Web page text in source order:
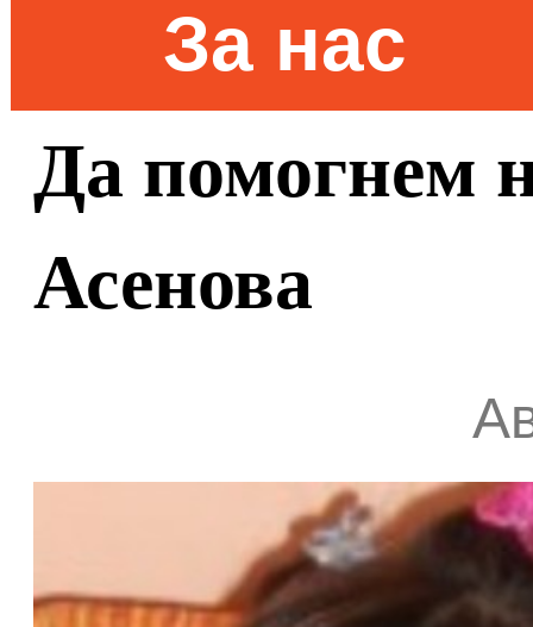
За нас
Да помогнем
Асенова